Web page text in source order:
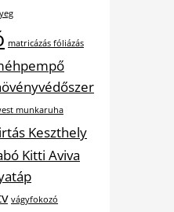
matricázás fóliázás
munkaruha
Keszthely
Kitti Aviva
vágyfokozó